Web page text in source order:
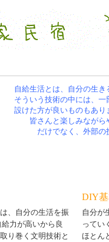
自給生活とは、自分の生
そういう技術の中には、
設けた方が良いものもあ
皆さんと楽しみなが
だけでなく、外部
、自分の生活を振
力が高いから良
り巻く文明技術と
DIY
自分が
ってい
ほとん